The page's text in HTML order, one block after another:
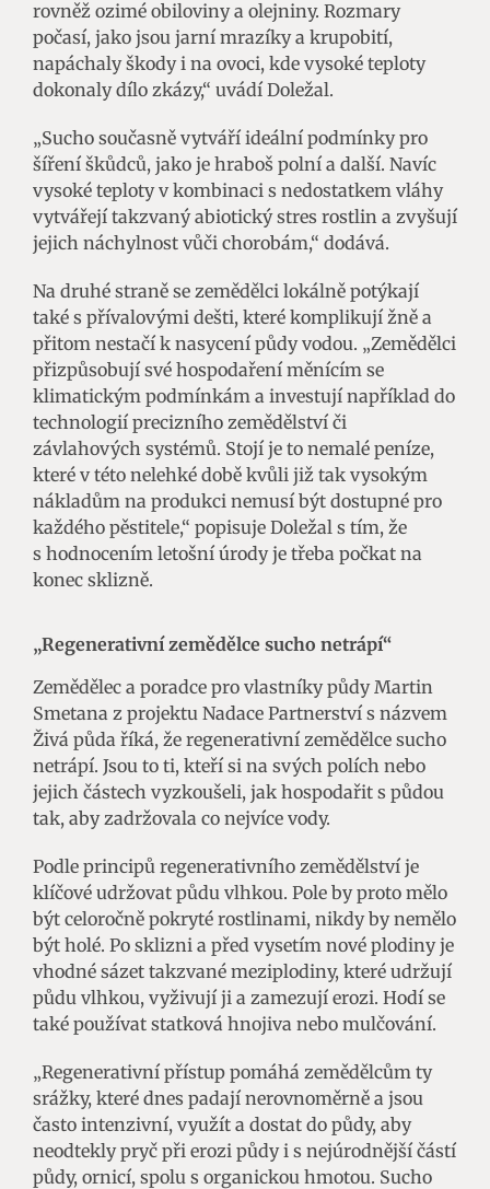
rovněž ozimé obiloviny a olejniny. Rozmary
počasí, jako jsou jarní mrazíky a krupobití,
napáchaly škody i na ovoci, kde vysoké teploty
dokonaly dílo zkázy,“ uvádí Doležal.
„Sucho současně vytváří ideální podmínky pro
šíření škůdců, jako je hraboš polní a další. Navíc
vysoké teploty v kombinaci s nedostatkem vláhy
vytvářejí takzvaný abiotický stres rostlin a zvyšují
jejich náchylnost vůči chorobám,“ dodává.
Na druhé straně se zemědělci lokálně potýkají
také s přívalovými dešti, které komplikují žně a
přitom nestačí k nasycení půdy vodou. „Zemědělci
přizpůsobují své hospodaření měnícím se
klimatickým podmínkám a investují například do
technologií precizního zemědělství či
závlahových systémů. Stojí je to nemalé peníze,
které v této nelehké době kvůli již tak vysokým
nákladům na produkci nemusí být dostupné pro
každého pěstitele,“ popisuje Doležal s tím, že
s hodnocením letošní úrody je třeba počkat na
konec sklizně.
„Regenerativní zemědělce sucho netrápí“
Zemědělec a poradce pro vlastníky půdy Martin
Smetana z projektu Nadace Partnerství s názvem
Živá půda říká, že regenerativní zemědělce sucho
netrápí. Jsou to ti, kteří si na svých polích nebo
jejich částech vyzkoušeli, jak hospodařit s půdou
tak, aby zadržovala co nejvíce vody.
Podle principů regenerativního zemědělství je
klíčové udržovat půdu vlhkou. Pole by proto mělo
být celoročně pokryté rostlinami, nikdy by nemělo
být holé. Po sklizni a před vysetím nové plodiny je
vhodné sázet takzvané meziplodiny, které udržují
půdu vlhkou, vyživují ji a zamezují erozi. Hodí se
také používat statková hnojiva nebo mulčování.
„Regenerativní přístup pomáhá zemědělcům ty
srážky, které dnes padají nerovnoměrně a jsou
často intenzivní, využít a dostat do půdy, aby
neodtekly pryč při erozi půdy i s nejúrodnější částí
půdy, ornicí, spolu s organickou hmotou. Sucho